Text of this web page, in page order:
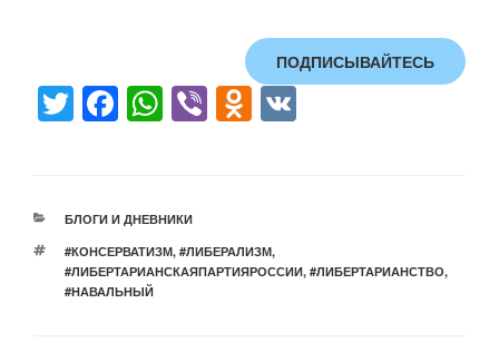
ПОДПИСЫВАЙТЕСЬ
T
er
F
e
b
o
W
s
A
p
Vi O
kl
a
РУБРИКИ
БЛОГИ И ДНЕВНИКИ
МЕТКИ
#КОНСЕРВАТИЗМ, #ЛИБЕРАЛИЗМ,
#ЛИБЕРТАРИАНСКАЯПАРТИЯРОССИИ, #ЛИБЕРТАРИАНСТВО,
#НАВАЛЬНЫЙ